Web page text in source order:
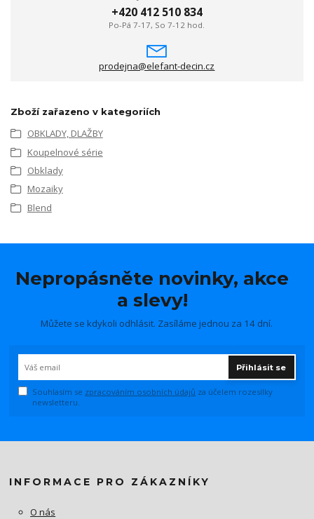
+420 412 510 834
Po-Pá 7-17, So 7-12 hod.
prodejna@elefant-decin.cz
Zboží zařazeno v kategoriích
OBKLADY, DLAŽBY
Koupelnové série
Obklady
Mozaiky
Blend
Nepropásněte novinky, akce
a slevy!
Můžete se kdykoli odhlásit. Zasíláme jednou za 14 dní.
Přihlásit se
Souhlasím se zpracováním osobních údajů za účelem rozesílky
newsletteru.
INFORMACE PRO ZÁKAZNÍKY
O nás